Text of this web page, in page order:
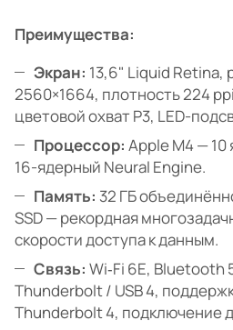
Преимущества:
Экран: 13,6" Liquid Retina,
2560×1664, плотность 224
цветовой охват P3, LED-
Процессор: Apple M4 — 10
16-ядерный Neural Engine.
Память: 32 ГБ
SSD — рекордная
скорости доступа к данным.
Связь: Wi‑Fi 6E, Bluetooth
Thunderbolt / USB 4,
Thunderbolt 4, подключение